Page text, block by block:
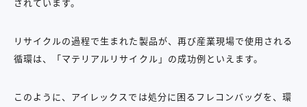
リサイクルの過程で生まれた製品が、再び産業現場で使用される
循環は、「マテリアルリサイクル」の成功例といえます。
このように、アイレックスでは処分に困るフレコンバッグを、環